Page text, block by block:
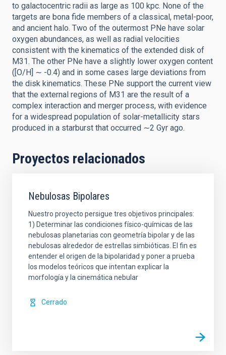
to galactocentric radii as large as 100 kpc. None of the
targets are bona fide members of a classical, metal-poor,
and ancient halo. Two of the outermost PNe have solar
oxygen abundances, as well as radial velocities
consistent with the kinematics of the extended disk of
M31. The other PNe have a slightly lower oxygen content
([O/H] ∼ -0.4) and in some cases large deviations from
the disk kinematics. These PNe support the current view
that the external regions of M31 are the result of a
complex interaction and merger process, with evidence
for a widespread population of solar-metallicity stars
produced in a starburst that occurred ∼2 Gyr ago.
Proyectos relacionados
Nebulosas Bipolares
Nuestro proyecto persigue tres objetivos principales:
1) Determinar las condiciones físico-químicas de las
nebulosas planetarias con geometría bipolar y de las
nebulosas alrededor de estrellas simbióticas. El fin es
entender el origen de la bipolaridad y poner a prueba
los modelos teóricos que intentan explicar la
morfología y la cinemática nebular
Cerrado